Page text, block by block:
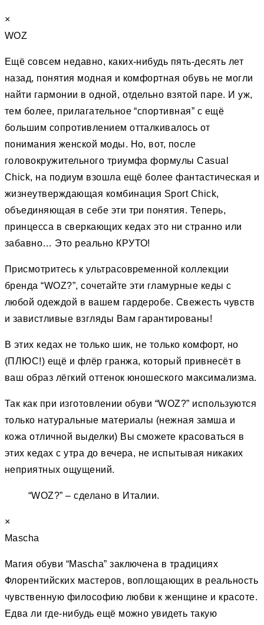
×
WOZ
Ещё совсем недавно, каких-нибудь пять-десять лет
назад, понятия модная и комфортная обувь не могли
найти гармонии в одной, отдельно взятой паре. И уж,
тем более, прилагательное “спортивная” c ещё
большим сопротивлением отталкивалось от
понимания женской моды. Но, вот, после
головокружительного триумфа формулы Casual
Chick, на подиум взошла ещё более фантастическая и
жизнеутверждающая комбинация Sport Chick,
объединяющая в себе эти три понятия. Теперь,
принцесса в сверкающих кедах это ни странно или
забавно… Это реально КРУТО!
Присмотритесь к ультрасовременной коллекции
бренда “WOZ?”, сочетайте эти гламурные кеды с
любой одеждой в вашем гардеробе. Свежесть чувств
и завистливые взгляды Вам гарантированы!
В этих кедах не только шик, не только комфорт, но
(ПЛЮС!) ещё и флёр гранжа, который привнесёт в
ваш образ лёгкий оттенок юношеского максимализма.
Так как при изготовлении обуви “WOZ?” используются
только натуральные материалы (нежная замша и
кожа отличной выделки) Вы сможете красоваться в
этих кедах с утра до вечера, не испытывая никаких
неприятных ощущений.
“WOZ?” – сделано в Италии.
×
Mascha
Магия обуви “Mascha” заключена в традициях
Флорентийских мастеров, воплощающих в реальность
чувственную философию любви к женщине и красоте.
Едва ли где-нибудь ещё можно увидеть такую